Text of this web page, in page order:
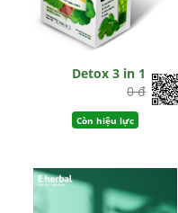
Detox 3 in 1
0 đ
Còn hiệu lực